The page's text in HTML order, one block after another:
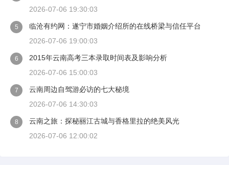
2026-07-06 19:30:03
5
临沧有约网：遂宁市婚姻介绍所的在线桥梁与信任平台
2026-07-06 19:00:03
6
2015年云南高考三本录取时间表及影响分析
2026-07-06 15:00:03
7
云南周边自驾游必访的七大秘境
2026-07-06 14:30:03
8
云南之旅：探秘丽江古城与香格里拉的绝美风光
2026-07-06 12:00:02